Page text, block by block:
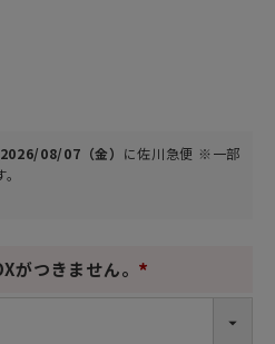
2026/08/07（金） に佐川急便 ※一部
がつきません。